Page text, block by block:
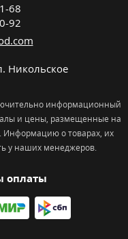
оплаты
68
92
Никольcкое
информационный
и цены, размещенные на
Информацию о товарах, их
у наших менеджеров.